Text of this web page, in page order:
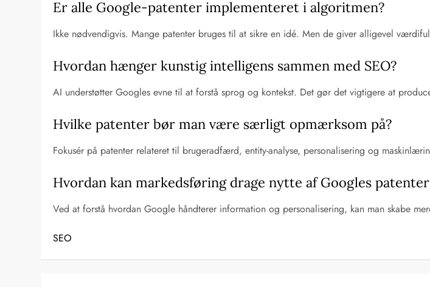
Er alle Google-patenter implementeret i algoritmen?
Ikke nødvendigvis. Mange patenter bruges til at sikre en idé. Men de giver alligevel
Hvordan hænger kunstig intelligens sammen med SEO?
AI understøtter Googles evne til at forstå sprog og kontekst. Det gør det vigtigere at
Hvilke patenter bør man være særligt opmærksom på?
Fokusér på patenter relateret til brugeradfærd, entity-analyse, personalisering og
Hvordan kan markedsføring drage nytte af Googles
Ved at forstå hvordan Google håndterer information og personalisering, kan man skabe
SEO